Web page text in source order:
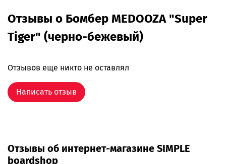
Отзывы о Бомбер MEDOOZA "Super
Tiger" (черно-бежевый)
Отзывов еще никто не оставлял
Написать отзыв
Отзывы об интернет-магазине SIMPLE
boardshop